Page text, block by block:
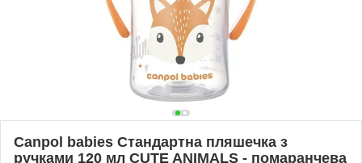
Canpol babies Стандартна пляшечка з
ручками 120 мл CUTE ANIMALS - помаранчева